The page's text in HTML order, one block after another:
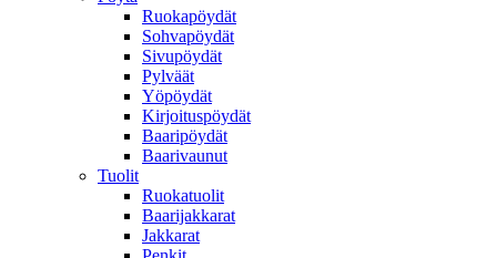
Ruokapöydät
Sohvapöydät
Sivupöydät
Pylväät
Yöpöydät
Kirjoituspöydät
Baaripöydät
Baarivaunut
Tuolit
Ruokatuolit
Baarijakkarat
Jakkarat